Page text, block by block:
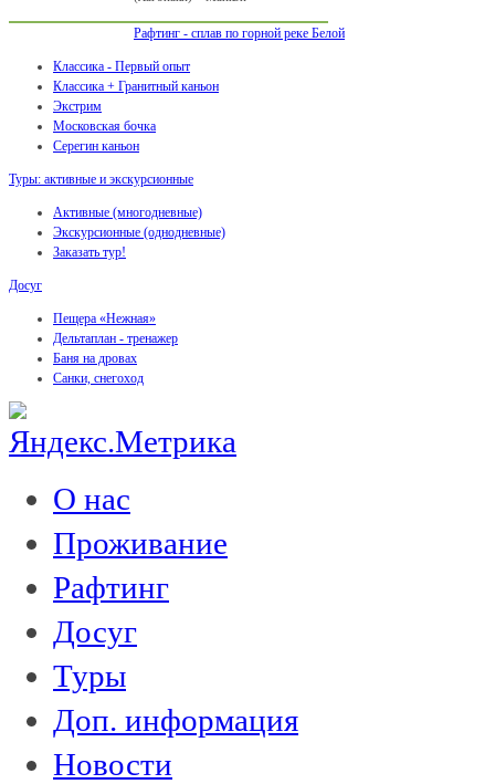
Рафтинг - сплав по горной реке Белой
Классика - Первый опыт
Классика + Гранитный каньон
Экстрим
Московская бочка
Серегин каньон
Туры: активные и экскурсионные
Активные (многодневные)
Экскурсионные (однодневные)
Заказать тур!
Досуг
Пещера «Нежная»
Дельтаплан - тренажер
Баня на дровах
Cанки, снегоход
О нас
Проживание
Рафтинг
Досуг
Туры
Доп. информация
Новости